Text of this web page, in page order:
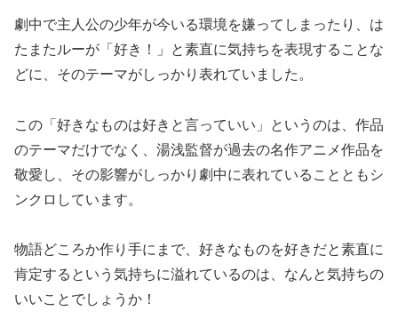
劇中で主人公の少年が今いる環境を嫌ってしまったり、は
たまたルーが「好き！」と素直に気持ちを表現することな
どに、そのテーマがしっかり表れていました。
この「好きなものは好きと言っていい」というのは、作品
のテーマだけでなく、湯浅監督が過去の名作アニメ作品を
敬愛し、その影響がしっかり劇中に表れていることともシ
ンクロしています。
物語どころか作り手にまで、好きなものを好きだと素直に
肯定するという気持ちに溢れているのは、なんと気持ちの
いいことでしょうか！